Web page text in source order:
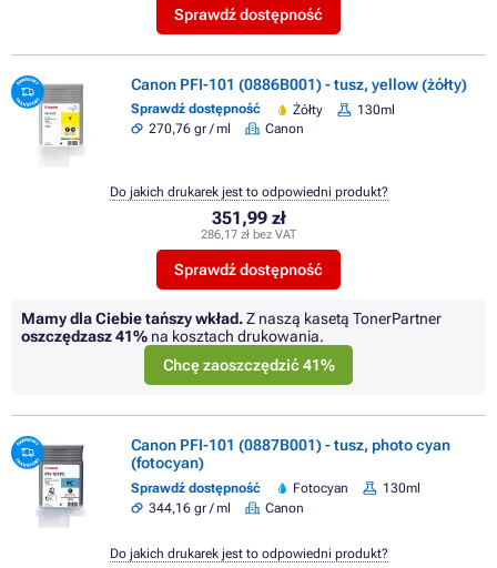
Sprawdź dostępność
Canon PFI-101 (0886B001) - tusz, yellow (żółty)
Sprawdź dostępność Żółty
130ml
270,76 gr / ml
Canon
351,99 zł
286,17 zł bez VAT
Sprawdź dostępność
Do jakich drukarek jest to odpowiedni produkt?
Mamy dla Ciebie tańszy wkład.Z naszą kasetą TonerPartner
oszczędzasz41% na kosztach drukowania.
Chcę zaoszczędzić 41%
Canon PFI-101 (0887B001) - tusz, photo cyan
(fotocyan)
Sprawdź dostępność Fotocyan
130ml
344,16 gr / ml
Canon
Do jakich drukarek jest to odpowiedni produkt?